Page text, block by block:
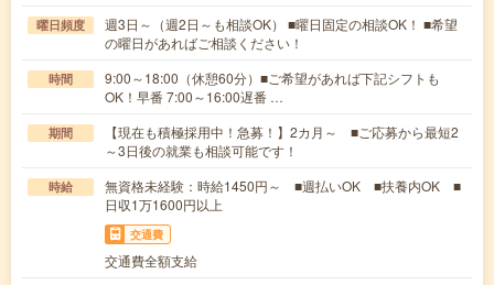
曜日頻度
週3日～（週2日～も相談OK） ■曜日固定の相談OK！ ■希望
の曜日があればご相談ください！
時間
9:00～18:00（休憩60分）■ご希望があれば下記シフトも
OK！早番 7:00～16:00遅番 …
期間
【現在も積極採用中！急募！】2カ月～ ■ご応募から最短2
～3日後の就業も相談可能です！
時給
無資格未経験：時給1450円～ ■週払いOK ■扶養内OK ■
日収1万1600円以上
交通費
交通費全額支給